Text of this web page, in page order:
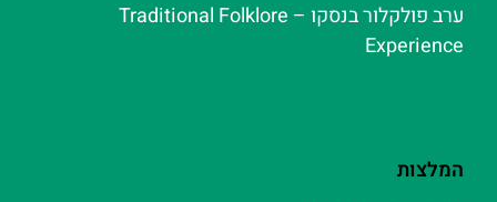
ערב פולקלור בנסקו – Traditional Folklore
Experience
המלצות